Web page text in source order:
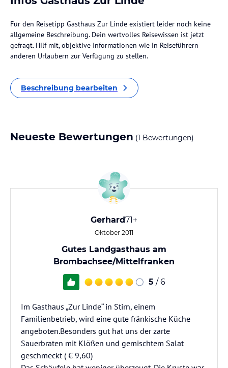
Für den Reisetipp Gasthaus Zur Linde existiert leider noch keine
allgemeine Beschreibung. Dein wertvolles Reisewissen ist jetzt
gefragt. Hilf mit, objektive Informationen wie in Reiseführern
anderen Urlaubern zur Verfügung zu stellen.
Beschreibung bearbeiten
Neueste Bewertungen (1 Bewertungen)
Gerhard71+
Oktober 2011
Gutes Landgasthaus am
Brombachsee/Mittelfranken
5 / 6
Im Gasthaus „Zur Linde“ in Stirn, einem
Familienbetrieb, wird eine gute fränkische Küche
angeboten.Besonders gut hat uns der zarte
Sauerbraten mit Klößen und gemischtem Salat
geschmeckt ( € 9,60)